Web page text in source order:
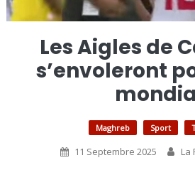
Les Aigles de
s’envoleront
Maghreb Sport
11 Septembre 2025 La